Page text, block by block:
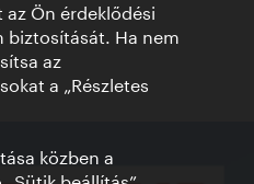
Ön érdeklődési
biztosítását. Ha nem
az
a „Részletes
közben a